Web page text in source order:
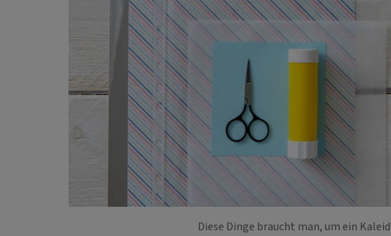
Diese Dinge braucht man, um ein